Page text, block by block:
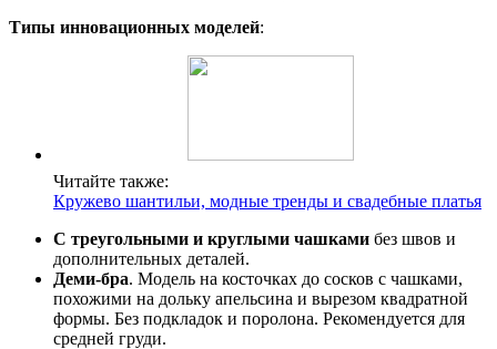
Типы инновационных моделей:
Читайте также:
Кружево шантильи, модные тренды и свадебные платья
С треугольными и круглыми чашками без швов и
дополнительных деталей.
Деми-бра. Модель на косточках до сосков с чашками,
похожими на дольку апельсина и вырезом квадратной
формы. Без подкладок и поролона. Рекомендуется для
средней груди.